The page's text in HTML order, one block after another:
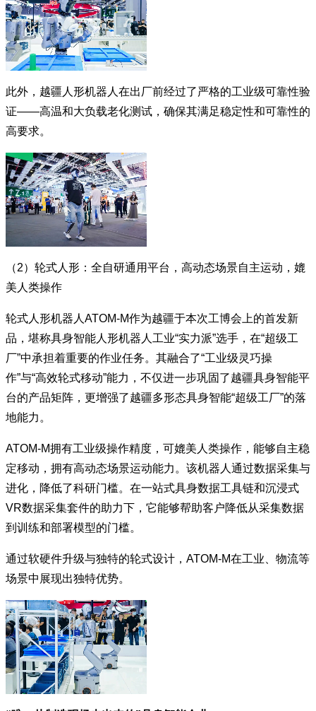
此外，越疆人形机器人在出厂前经过了严格的工业级可靠性验
证——高温和大负载老化测试，确保其满足稳定性和可靠性的
高要求。
（2）轮式人形：全自研通用平台，高动态场景自主运动，媲
美人类操作
轮式人形机器人ATOM-M作为越疆于本次工博会上的首发新
品，堪称具身智能人形机器人工业“实力派”选手，在“超级工
厂”中承担着重要的作业任务。其融合了“工业级灵巧操
作”与“高效轮式移动”能力，不仅进一步巩固了越疆具身智能平
台的产品矩阵，更增强了越疆多形态具身智能“超级工厂”的落
地能力。
ATOM-M拥有工业级操作精度，可媲美人类操作，能够自主稳
定移动，拥有高动态场景运动能力。该机器人通过数据采集与
进化，降低了科研门槛。在一站式具身数据工具链和沉浸式
VR数据采集套件的助力下，它能够帮助客户降低从采集数据
到训练和部署模型的门槛。
通过软硬件升级与独特的轮式设计，ATOM-M在工业、物流等
场景中展现出独特优势。